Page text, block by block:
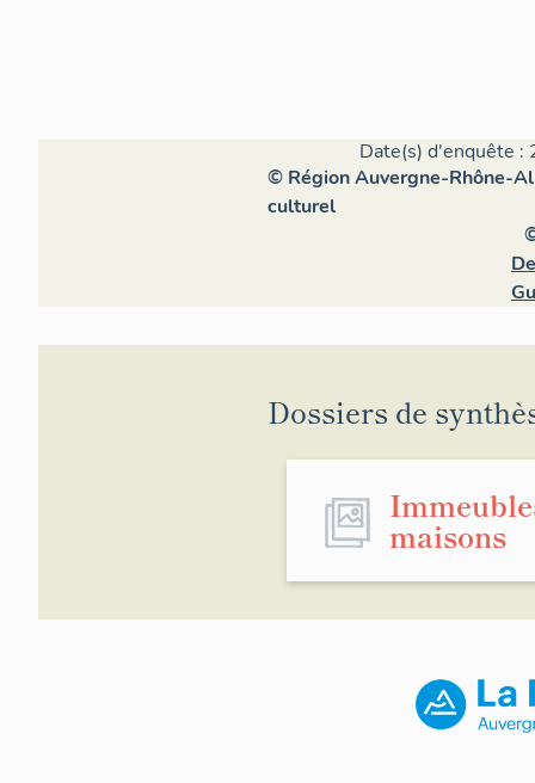
Date(s) d'enquête :
© Région Auvergne-Rhône-
culturel
Dossiers de
maisons